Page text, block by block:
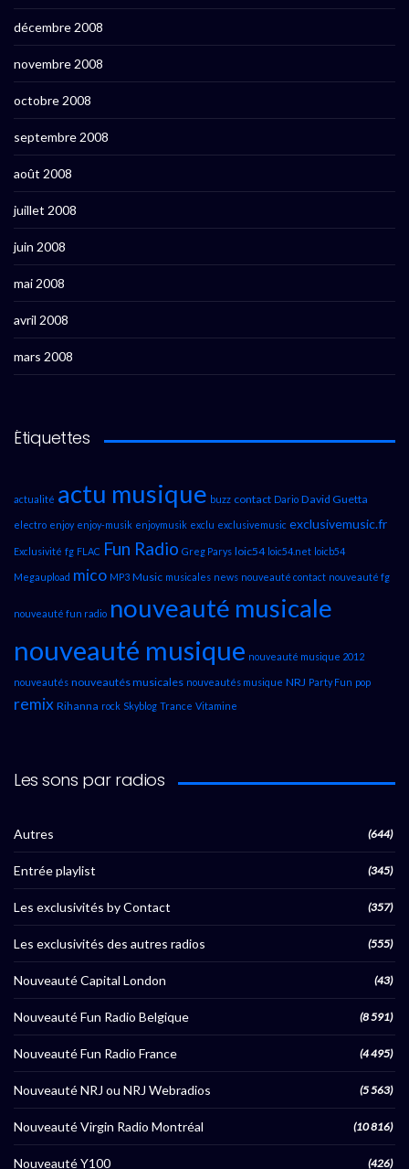
décembre 2008
novembre 2008
octobre 2008
septembre 2008
août 2008
juillet 2008
juin 2008
mai 2008
avril 2008
mars 2008
Étiquettes
actualité actu musique buzz contact Dario David Guetta
electro enjoy enjoy-musik enjoymusik exclu exclusivemusic exclusivemusic.fr
Exclusivité fg FLAC Fun Radio Greg Parys loic54 loic54.net loicb54
Megaupload mico MP3 Music musicales news nouveauté contact nouveauté fg
nouveauté fun radio nouveauté musicale
nouveauté musique nouveauté musique 2012
nouveautés nouveautés musicales nouveautés musique NRJ Party Fun pop
remix Rihanna rock Skyblog Trance Vitamine
Les sons par radios
Autres (644)
Entrée playlist (345)
Les exclusivités by Contact (357)
Les exclusivités des autres radios (555)
Nouveauté Capital London (43)
Nouveauté Fun Radio Belgique (8 591)
Nouveauté Fun Radio France (4 495)
Nouveauté NRJ ou NRJ Webradios (5 563)
Nouveauté Virgin Radio Montréal (10 816)
Nouveauté Y100 (426)